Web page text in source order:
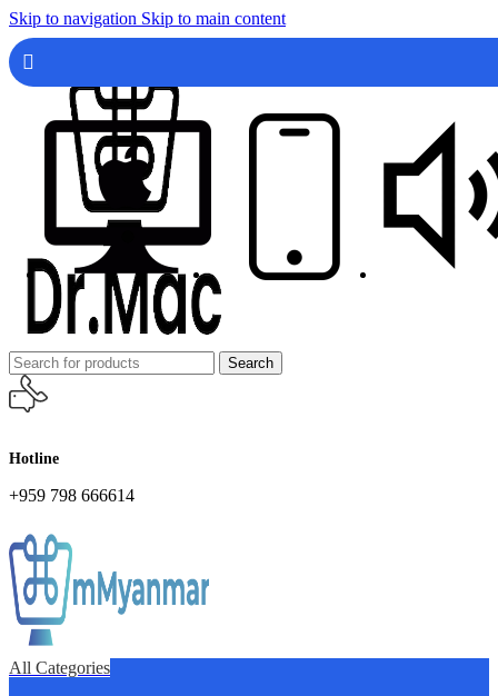
Skip to navigation Skip to main content
Search
Hotline
+959 798 666614
All Categories